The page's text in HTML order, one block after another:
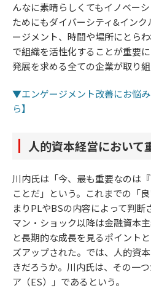
んなに素晴らしくてもイノベー
ためにもダイバーシティ&イン
ージメント、時間や場所にとら
で組織を活性化することが重要
発展を求める全ての企業が取り
▼エンゲージメント改善にお悩
ら】
人的資本経営において
川内氏は「今、最も重要なのは
ことだ」という。これまでの「
まりPLやBSの内容によって判断
マン・ショック以降は金融資本
と長期的な成長を見るポイント
ズアップされた。では、人的資
きだろうか。川内氏は、その一
ア（ES）」であるという。